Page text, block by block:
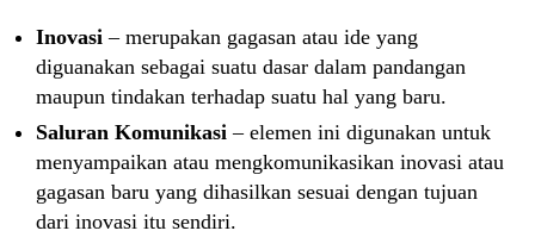
Inovasi– merupakan gagasan atau ide yang
diguanakan sebagai suatu dasar dalam pandangan
maupun tindakan terhadap suatu hal yang baru.
Saluran Komunikasi – elemen ini digunakan untuk
menyampaikan atau mengkomunikasikan inovasi atau
gagasan baru yang dihasilkan sesuai dengan tujuan
dari inovasi itu sendiri.